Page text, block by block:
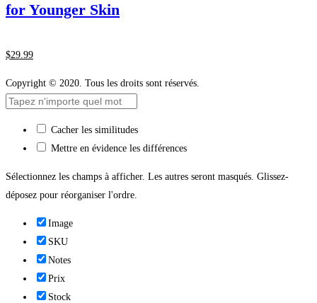
for Younger Skin
$29 .99
Copyright © 2020. Tous les droits sont réservés.
Cacher les similitudes
Mettre en évidence les différences
Sélectionnez les champs à afficher. Les autres seront masqués. Glissez-
déposez pour réorganiser l'ordre.
Image
SKU
Notes
Prix
Stock